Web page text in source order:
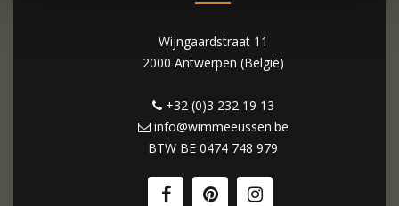
Wijngaardstraat 11
2000 Antwerpen (België)
+32 (0)3 232 19 13
info@wimmeeussen.be
BTW BE 0474 748 979